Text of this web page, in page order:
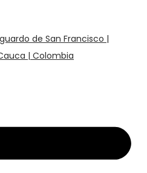
de San Francisco |
| Colombia